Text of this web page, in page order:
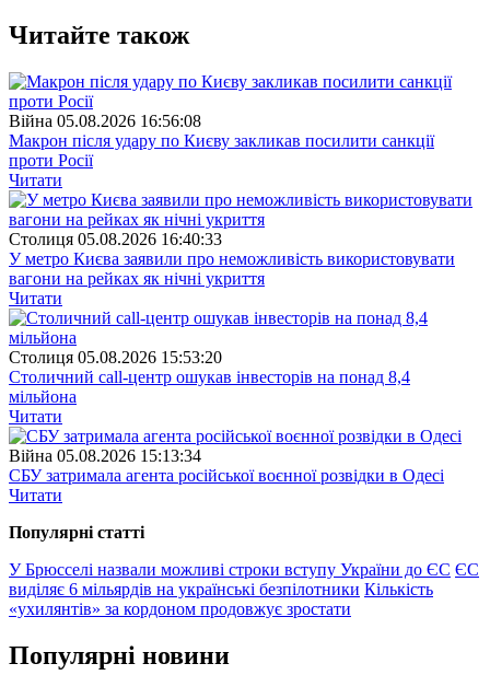
Читайте також
Війна 05.08.2026 16:56:08
Макрон після удару по Києву закликав посилити санкції
проти Росії
Читати
Столиця 05.08.2026 16:40:33
У метро Києва заявили про неможливість використовувати
вагони на рейках як нічні укриття
Читати
Столиця 05.08.2026 15:53:20
Столичний call-центр ошукав інвесторів на понад 8,4
мільйона
Читати
Війна 05.08.2026 15:13:34
СБУ затримала агента російської воєнної розвідки в Одесі
Читати
Популярнi статтi
У Брюсселі назвали можливі строки вступу України до ЄС ЄС
виділяє 6 мільярдів на українські безпілотники Кількість
«ухилянтів» за кордоном продовжує зростати
Популярнi новини